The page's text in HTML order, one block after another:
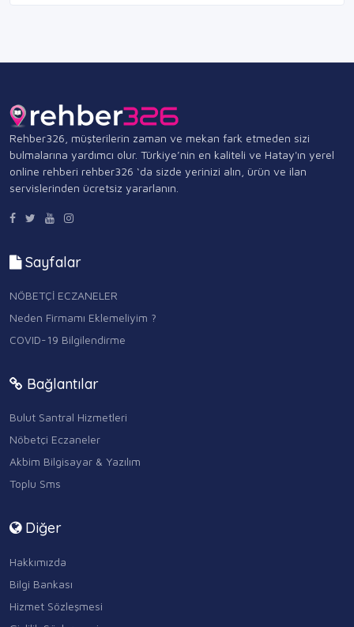
Rehber326, müşterilerin zaman ve mekan fark etmeden sizi
bulmalarına yardımcı olur. Türkiye’nin en kaliteli ve Hatay'ın yerel
online rehberi rehber326 ‘da sizde yerinizi alın, ürün ve ilan
servislerinden ücretsiz yararlanın.
Sayfalar
NÖBETÇİ ECZANELER
Neden Firmamı Eklemeliyim ?
COVID-19 Bilgilendirme
Bağlantılar
Bulut Santral Hizmetleri
Nöbetçi Eczaneler
Akbim Bilgisayar & Yazılım
Toplu Sms
Diğer
Hakkımızda
Bilgi Bankası
Hizmet Sözleşmesi